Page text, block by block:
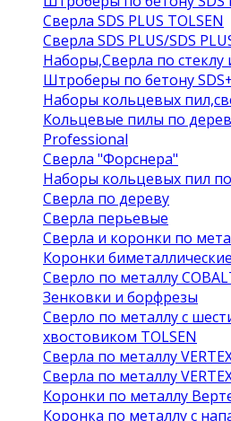
Сверла SDS PLUS TOLSEN
Сверла SDS PLUS/SDS
Наборы,Сверла по стеклу
Штроберы по бетону
Наборы кольцевых
Кольцевые пилы по
Professional
Сверла "Форснера"
Наборы кольцевых пил
Сверла по дереву
Сверла перьевые
Сверла и коронки по
Коронки
Сверло по металлу
Зенковки и борфрезы
Сверло по металлу с
хвостовиком TOLSEN
Сверла по металлу
Сверла по металлу
Коронки по металлу
Коронка по металлу с